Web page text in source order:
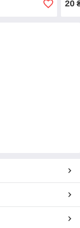
20